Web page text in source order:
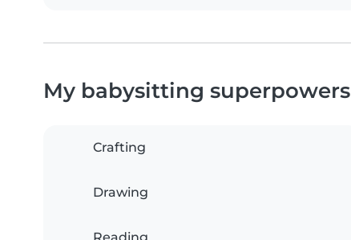
My babysitting superpowers
Crafting
Drawing